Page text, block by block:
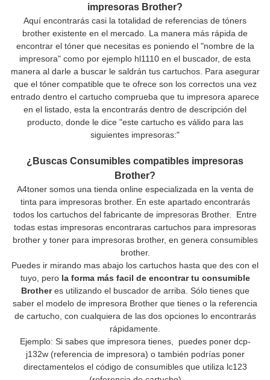
impresoras Brother?
Aquí encontrarás casi la totalidad de referencias de tóners
brother existente en el mercado. La manera más rápida de
encontrar el tóner que necesitas es poniendo el "nombre de la
impresora" como por ejemplo hl1110 en el buscador, de esta
manera al darle a buscar le saldrán tus cartuchos. Para asegurar
que el tóner compatible que te ofrece son los correctos una vez
entrado dentro el cartucho comprueba que tu impresora aparece
en el listado, esta la encontrarás dentro de descripción del
producto, donde le dice "este cartucho es válido para las
siguientes impresoras:"
¿Buscas Consumibles compatibles impresoras
Brother?
A4toner somos una tienda online especializada en la venta de
tinta para impresoras brother. En este apartado encontrarás
todos los cartuchos del fabricante de impresoras Brother. Entre
todas estas impresoras encontraras cartuchos para impresoras
brother y toner para impresoras brother, en genera consumibles
brother.
Puedes ir mirando mas abajo los cartuchos hasta que des con el
tuyo, pero la forma más facil de encontrar tu consumible
Brotheres utilizando el buscador de arriba. Sólo tienes que
saber el modelo de impresora Brother que tienes o la referencia
de cartucho, con cualquiera de las dos opciones lo encontrarás
rápidamente.
Ejemplo: Si sabes que impresora tienes, puedes poner dcp-
j132w (referencia de impresora) o también podrías poner
directamentelos el código de consumibles que utiliza lc123